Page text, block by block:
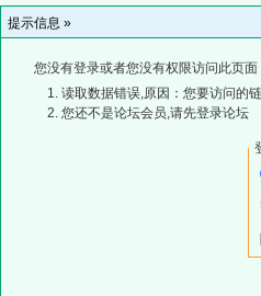
提示信息 »
您没有登录或者您没有权限访问此页
读取数据错误,原因：您要访问的
您还不是论坛会员,请先登录论坛